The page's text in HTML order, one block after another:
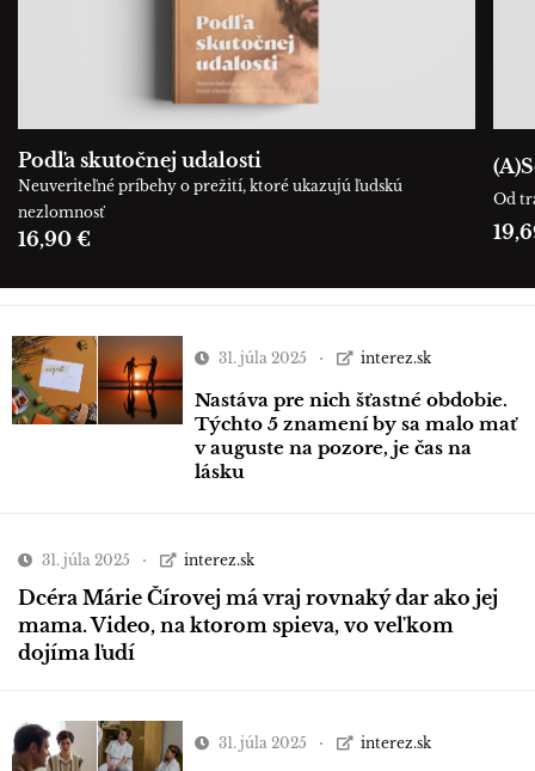
Podľa skutočnej udalosti
Neuveriteľné príbehy o prežití, ktoré ukazujú ľudskú
nezlomnosť
16,90 €
Od
31. júla 2025 interez.sk
Nastáva pre nich šťastné obdobie.
Týchto 5 znamení by sa malo mať
v auguste na pozore, je čas na
lásku
31. júla 2025 interez.sk
Dcéra Márie Čírovej má vraj rovnaký dar ako jej
mama. Video, na ktorom spieva, vo veľkom
dojíma ľudí
31. júla 2025 interez.sk